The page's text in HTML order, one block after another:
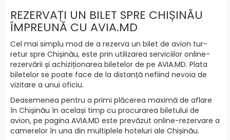
REZERVAȚI UN BILET SPRE CHIȘINĂU
ÎMPREUNĂ CU AVIA.MD
Cel mai simplu mod de a rezerva un bilet de avion tur-
retur spre Chișinău, este prin utilizarea serviciilor online-
rezervării și achiziționarea biletelor de pe AVIA.MD. Plata
biletelor se poate face de la distanță nefiind nevoia de
vizitare a unui oficiu.
Deasemenea pentru a primi plăcerea maximă de aflare
în Chișinău în același timp cu procurarea biletului de
avion, pe pagina AVIA.MD este prevăzut online-rezervare a
camerelor în una din multiplele hoteluri ale Chișinău.